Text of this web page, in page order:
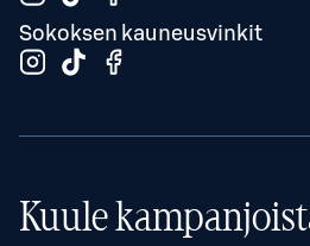
Sokoksen kauneusvinkit
Kuule